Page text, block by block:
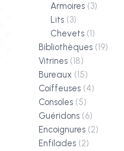
Armoires (3)
Lits (3)
Chevets (1)
Bibliothèques (19)
Vitrines (18)
Bureaux (15)
Coiffeuses (4)
Consoles (5)
Guéridons (6)
Encoignures (2)
Enfilades (2)